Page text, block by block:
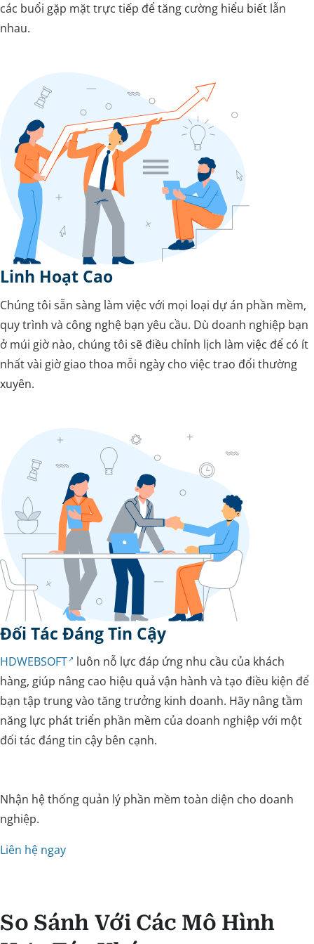
các buổi gặp mặt trực tiếp để tăng cường hiểu biết lẫn
nhau.
Linh Hoạt Cao
Chúng tôi sẵn sàng làm việc với mọi loại dự án phần mềm,
quy trình và công nghệ bạn yêu cầu. Dù doanh nghiệp bạn
ở múi giờ nào, chúng tôi sẽ điều chỉnh lịch làm việc để có ít
nhất vài giờ giao thoa mỗi ngày cho việc trao đổi thường
xuyên.
Đối Tác Đáng Tin Cậy
HDWEBSOFT
luôn nỗ lực đáp ứng nhu cầu của khách
hàng, giúp nâng cao hiệu quả vận hành và tạo điều kiện để
bạn tập trung vào tăng trưởng kinh doanh. Hãy nâng tầm
năng lực phát triển phần mềm của doanh nghiệp với một
đối tác đáng tin cậy bên cạnh.
Nhận hệ thống quản lý phần mềm toàn diện cho doanh
nghiệp.
Liên hệ ngay
So Sánh Với Các Mô Hình